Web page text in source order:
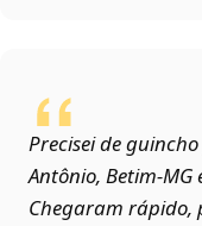
Precisei de
Antônio,
Chegaram rápido,